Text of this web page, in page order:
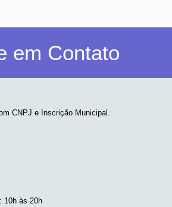
em Contato
CNPJ e Inscrição Municipal.
10h às 20h